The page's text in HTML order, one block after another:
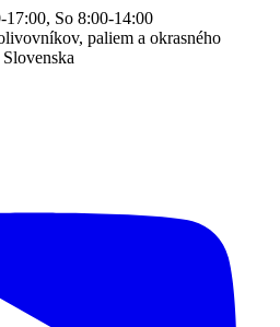
17:00, So 8:00-14:00
paliem a okrasného